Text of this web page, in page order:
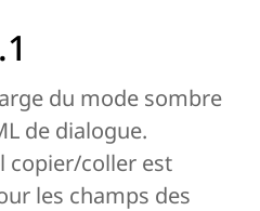
du mode sombre
de dialogue.
copier/coller est
les champs des